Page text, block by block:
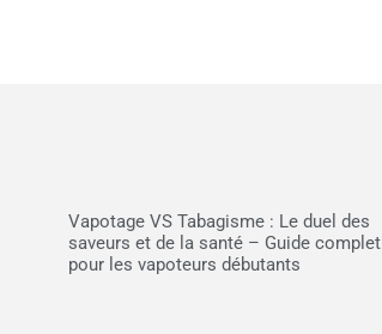
Vapotage VS Tabagisme : Le duel des
saveurs et de la santé – Guide complet
pour les vapoteurs débutants